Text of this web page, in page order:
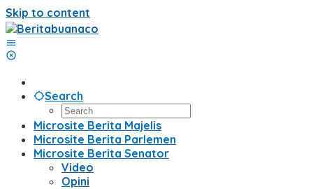
Skip to content
Search
Microsite Berita Majelis
Microsite Berita Parlemen
Microsite Berita Senator
Video
Opini